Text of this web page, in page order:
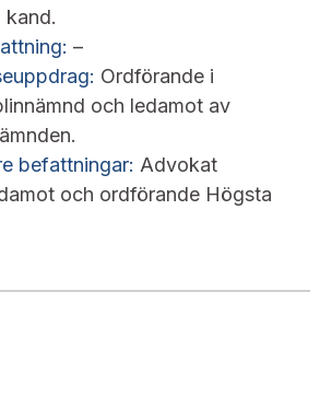
kand.
–
Ordförande i
och ledamot av
befattningar: Advokat
och ordförande Högsta